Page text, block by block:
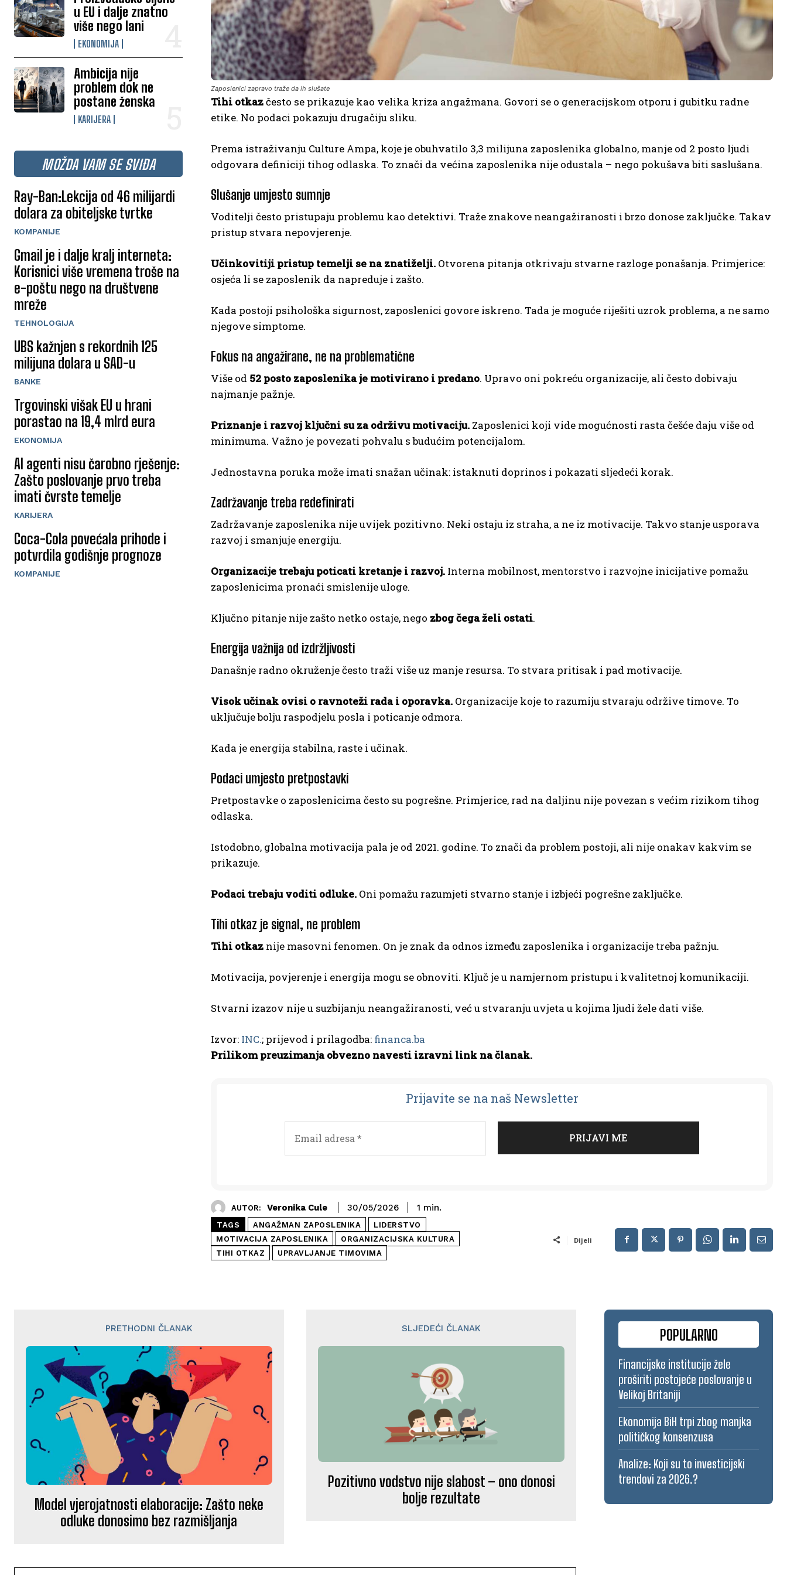
u EU i dalje znatno
više nego lani
EKONOMIJA
Ambicija nije
problem dok ne
postane ženska
KARIJERA
MOŽDA VAM SE SVIĐA
Ray-Ban:Lekcija od 46 milijardi
dolara za obiteljske tvrtke
KOMPANIJE
Gmail je i dalje kralj interneta:
Korisnici više vremena troše na
e-poštu nego na društvene
mreže
TEHNOLOGIJA
UBS kažnjen s rekordnih 125
milijuna dolara u SAD-u
BANKE
Trgovinski višak EU u hrani
porastao na 19,4 mlrd eura
EKONOMIJA
AI agenti nisu čarobno rješenje:
Zašto poslovanje prvo treba
imati čvrste temelje
KARIJERA
Coca-Cola povećala prihode i
potvrdila godišnje prognoze
KOMPANIJE
Zaposlenici zapravo traže da ih slušate
Tihi otkazčesto se prikazuje kao velika kriza angažmana. Govori se o generacijskom otporu i gubitku radne
etike. No podaci pokazuju drugačiju sliku.
Prema istraživanju Culture Ampa, koje je obuhvatilo 3,3 milijuna zaposlenika globalno, manje od 2 posto ljudi
odgovara definiciji tihog odlaska. To znači da većina zaposlenika nije odustala – nego pokušava biti saslušana.
Slušanje umjesto sumnje
Voditelji često pristupaju problemu kao detektivi. Traže znakove neangažiranosti i brzo donose zaključke. Takav
pristup stvara nepovjerenje.
Učinkovitiji pristup temelji se na znatiželji. Otvorena pitanja otkrivaju stvarne razloge ponašanja. Primjerice:
osjeća li se zaposlenik da napreduje i zašto.
Kada postoji psihološka sigurnost, zaposlenici govore iskreno. Tada je moguće riješiti uzrok problema, a ne samo
njegove simptome.
Fokus na angažirane, ne na problematične
Više od 52 posto zaposlenika je motivirano i predano. Upravo oni pokreću organizacije, ali često dobivaju
najmanje pažnje.
Priznanje i razvoj ključni su za održivu motivaciju. Zaposlenici koji vide mogućnosti rasta češće daju više od
minimuma. Važno je povezati pohvalu s budućim potencijalom.
Jednostavna poruka može imati snažan učinak: istaknuti doprinos i pokazati sljedeći korak.
Zadržavanje treba redefinirati
Zadržavanje zaposlenika nije uvijek pozitivno. Neki ostaju iz straha, a ne iz motivacije. Takvo stanje usporava
razvoj i smanjuje energiju.
Organizacije trebaju poticati kretanje i razvoj. Interna mobilnost, mentorstvo i razvojne inicijative pomažu
zaposlenicima pronaći smislenije uloge.
Ključno pitanje nije zašto netko ostaje, nego zbog čega želi ostati.
Energija važnija od izdržljivosti
Današnje radno okruženje često traži više uz manje resursa. To stvara pritisak i pad motivacije.
Visok učinak ovisi o ravnoteži rada i oporavka. Organizacije koje to razumiju stvaraju održive timove. To
uključuje bolju raspodjelu posla i poticanje odmora.
Kada je energija stabilna, raste i učinak.
Podaci umjesto pretpostavki
Pretpostavke o zaposlenicima često su pogrešne. Primjerice, rad na daljinu nije povezan s većim rizikom tihog
odlaska.
Istodobno, globalna motivacija pala je od 2021. godine. To znači da problem postoji, ali nije onakav kakvim se
prikazuje.
Podaci trebaju voditi odluke. Oni pomažu razumjeti stvarno stanje i izbjeći pogrešne zaključke.
Tihi otkaz je signal, ne problem
Tihi otkaz nije masovni fenomen. On je znak da odnos između zaposlenika i organizacije treba pažnju.
Motivacija, povjerenje i energija mogu se obnoviti. Ključ je u namjernom pristupu i kvalitetnoj komunikaciji.
Stvarni izazov nije u suzbijanju neangažiranosti, već u stvaranju uvjeta u kojima ljudi žele dati više.
Izvor: INC.; prijevod i prilagodba: financa.ba
Prilikom preuzimanja obvezno navesti izravni link na članak.
Prijavite se na naš Newsletter
AUTOR: Veronika Cule 30/05/2026 1 min.
TAGS ANGAŽMAN ZAPOSLENIKA
LIDERSTVO
MOTIVACIJA ZAPOSLENIKA
ORGANIZACIJSKA KULTURA
TIHI OTKAZ
UPRAVLJANJE TIMOVIMA
Dijeli
PRETHODNI ČLANAK
Model vjerojatnosti elaboracije: Zašto neke
odluke donosimo bez razmišljanja
SLJEDEĆI ČLANAK
Pozitivno vodstvo nije slabost – ono donosi
bolje rezultate
POPULARNO
Financijske institucije žele
proširiti postojeće poslovanje u
Velikoj Britaniji
Ekonomija BiH trpi zbog manjka
političkog konsenzusa
Analize: Koji su to investicijski
trendovi za 2026.?